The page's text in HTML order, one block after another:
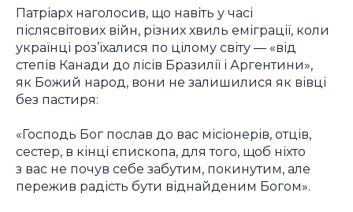
Патріарх наголосив, що навіть у часі
післясвітових війн, різних хвиль еміграції, коли
українці роз’їхалися по цілому світу — «від
степів Канади до лісів Бразилії і Аргентини»,
як Божий народ, вони не залишилися як вівці
без пастиря:
«Господь Бог послав до вас місіонерів, отців,
сестер, в кінці єпископа, для того, щоб ніхто
з вас не почув себе забутим, покинутим, але
пережив радість бути віднайденим Богом».